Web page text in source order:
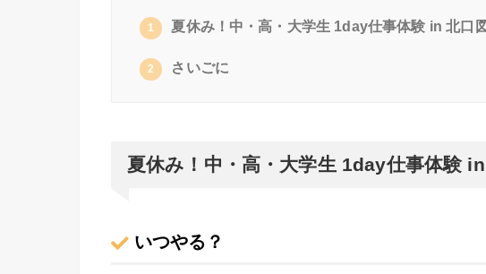
1 夏休み！中・高・大学生 1day仕事体験 in 北口
2 さいごに
夏休み！中・高・大学生 1day仕事体験
いつやる？